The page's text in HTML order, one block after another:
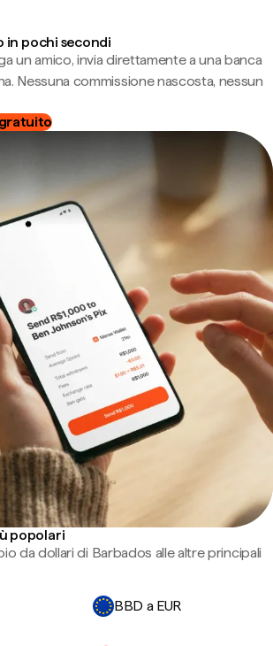
in pochi secondi
un amico, invia direttamente a una banca
Nessuna commissione nascosta, nessun
popolari
da dollari di Barbados alle altre principali
BBD a EUR